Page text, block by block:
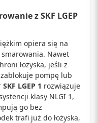
z SKF LGEP
opiera się na
Nawet
łożyska, jeśli z
pompę lub
SKF LGEP 1 rozwiązuje
klasy NLGI 1,
go bez
trafi już do łożyska,